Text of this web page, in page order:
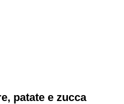
patate e zucca